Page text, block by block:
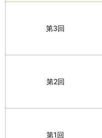
第3回
第2回
第1回